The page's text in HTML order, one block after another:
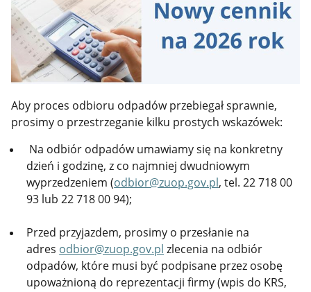
Aby proces odbioru odpadów przebiegał sprawnie,
prosimy o przestrzeganie kilku prostych wskazówek:
Na odbiór odpadów umawiamy się na konkretny
dzień i godzinę, z co najmniej dwudniowym
wyprzedzeniem (odbior@zuop.gov.pl, tel. 22 718 00
93 lub 22 718 00 94);
Przed przyjazdem, prosimy o przesłanie na
adres odbior@zuop.gov.pl zlecenia na odbiór
odpadów, które musi być podpisane przez osobę
upoważnioną do reprezentacji firmy (wpis do KRS,